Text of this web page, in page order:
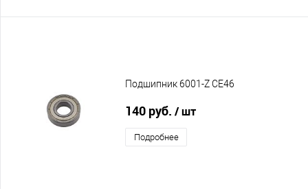
Подшипник 6001-Z CE46
140 руб. / шт
Подробнее